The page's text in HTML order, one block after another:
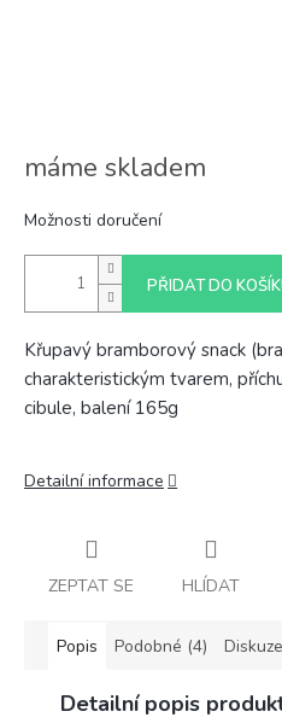
máme skladem
Možnosti doručení
PŘIDAT DO
Křupavý bramborový snack
charakteristickým tvarem,
cibule, balení 165g
Detailní informace
ZEPTAT SE HLÍDAT
Popis Podobné (4) Diskuze
Detailní popis